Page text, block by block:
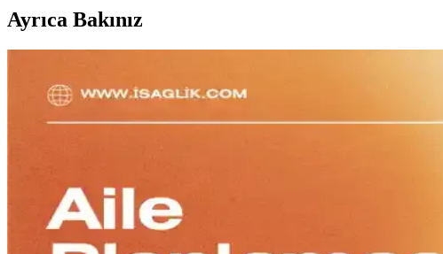
Ayrıca Bakınız
Yazlık keten gömlek ve pantolonlarda uygun marka tercihleri ve
Teknoloji etkinliklerinde genç profesyoneller için bej pantolon, beyaz gömlek
Nişan Teklifi İçin Kıyafet Seçimi: Stil, Renk Uyumu ve
Nişan teklifi için klasik ve nötr renklerde kıyafet seçimi, ortam ve partner